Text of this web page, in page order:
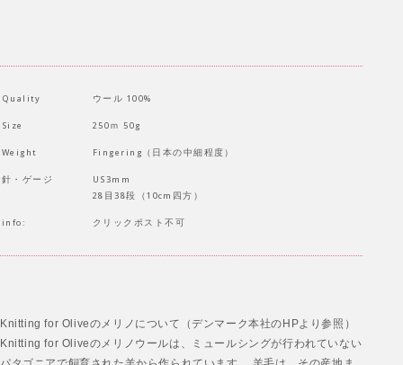
Quality ウール 100%
Size 250ｍ 50g
Weight Fingering（日本の中細程度）
針・ゲージ
US3mm
28目38段（10cm四方）
info: クリックポスト不可
Knitting for Oliveのメリノについて（デンマーク本社のHPより参照）
Knitting for Oliveのメリノウールは、ミュールシングが行われていない